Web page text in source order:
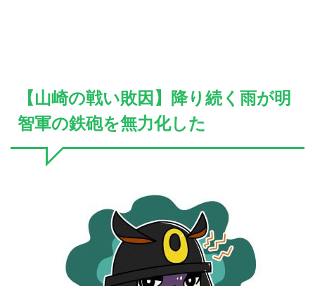
【山崎の戦い敗因】降り続く雨が明
智軍の鉄砲を無力化した